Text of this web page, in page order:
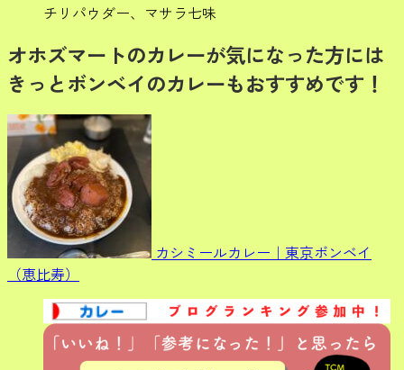
チリパウダー、マサラ七味
オホズマートのカレーが気になった方には
きっとボンベイのカレーもおすすめです！
カシミールカレー｜東京ボンベイ
（恵比寿）